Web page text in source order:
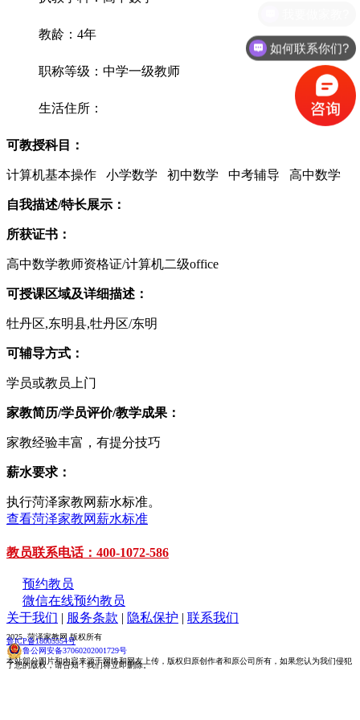
教龄：4年
职称等级：中学一级教师
生活住所：
可教授科目：
计算机基本操作 小学数学 初中数学 中考辅导 高中数学
自我描述/特长展示：
所获证书：
高中数学教师资格证/计算机二级office
可授课区域及详细描述：
牡丹区,东明县,牡丹区/东明
可辅导方式：
学员或教员上门
家教简历/学员评价/教学成果：
家教经验丰富，有提分技巧
薪水要求：
执行菏泽家教网薪水标准。
查看菏泽家教网薪水标准
教员联系电话：400-1072-586
预约教员
微信在线预约教员
关于我们 | 服务条款 | 隐私保护 | 联系我们
2025 菏泽家教网 版权所有
鲁ICP备18005554号
鲁公网安备37060202001729号
本站部分图片和内容来源于网络和网友上传，版权归原创作者和原公司所有，如果您认为我们侵犯
了您的版权，请告知！我们将立即删除。
如何联系你们?